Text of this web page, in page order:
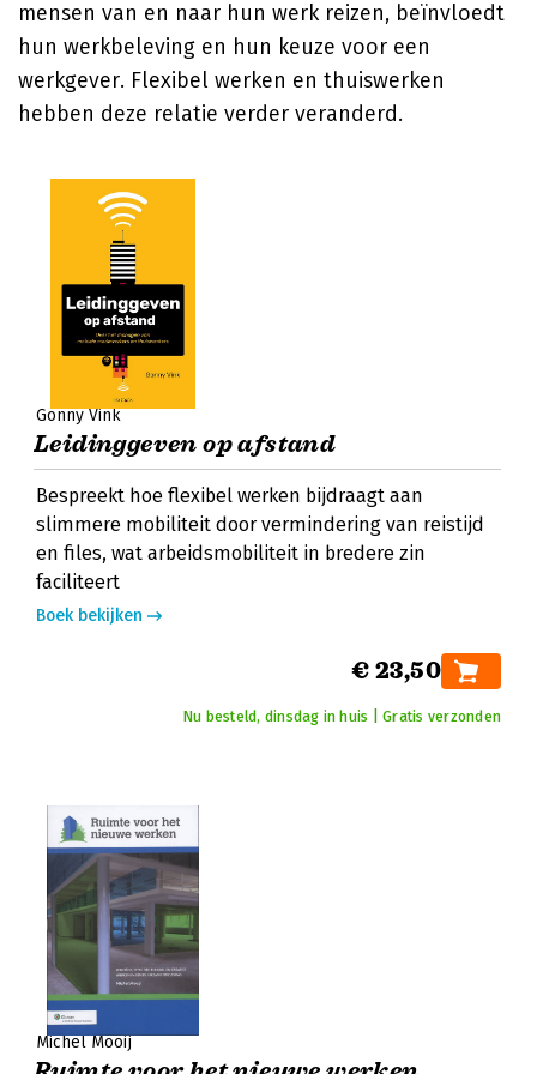
mensen van en naar hun werk reizen, beïnvloedt
hun werkbeleving en hun keuze voor een
werkgever. Flexibel werken en thuiswerken
hebben deze relatie verder veranderd.
Gonny Vink
Leidinggeven op afstand
Bespreekt hoe flexibel werken bijdraagt aan
slimmere mobiliteit door vermindering van reistijd
en files, wat arbeidsmobiliteit in bredere zin
faciliteert
Boek bekijken
€ 23,50
Nu besteld, dinsdag in huis | Gratis verzonden
Michel Mooij